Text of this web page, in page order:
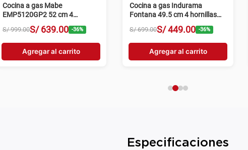
Cocina a gas Mabe
EMP5120GP2 52 cm 4
hornillas grafito
S/ 999.00S/ 639.00 -36%
Agregar al carrito
Cocina a gas Indurama
Fontana 49.5 cm 4 hornillas
S/ 699.00S/ 449.00 -36%
Agregar al carrito
Especificaciones